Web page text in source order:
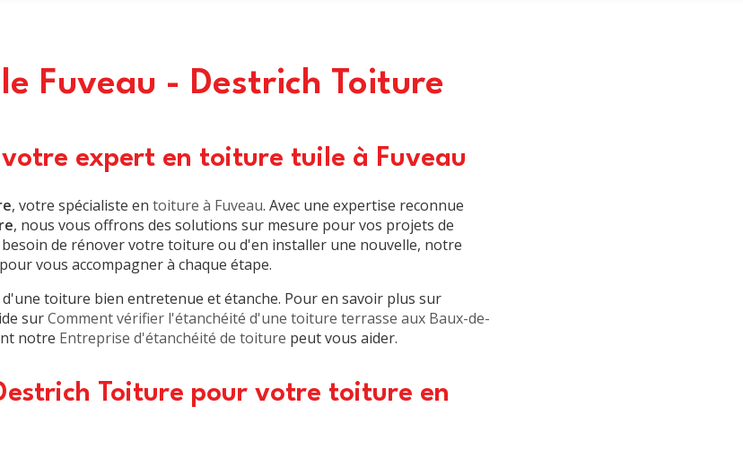
Fuveau - Destrich Toiture
expert en toiture tuile à Fuveau
, votre spécialiste en toiture à Fuveau. Avec une expertise reconnue
, nous vous offrons des solutions sur mesure pour vos projets de
besoin de rénover votre toiture ou d'en installer une nouvelle, notre
vous accompagner à chaque étape.
toiture bien entretenue et étanche. Pour en savoir plus sur
surComment vérifier l'étanchéité d'une toiture terrasse aux Baux-de-
notre Entreprise d'étanchéité de toiture peut vous aider.
Toiture pour votre toiture en